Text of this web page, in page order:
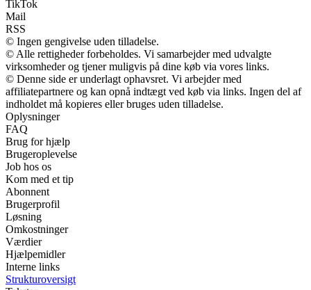
TikTok
Mail
RSS
© Ingen gengivelse uden tilladelse.
© Alle rettigheder forbeholdes. Vi samarbejder med udvalgte
virksomheder og tjener muligvis på dine køb via vores links.
© Denne side er underlagt ophavsret. Vi arbejder med
affiliatepartnere og kan opnå indtægt ved køb via links. Ingen del af
indholdet må kopieres eller bruges uden tilladelse.
Oplysninger
FAQ
Brug for hjælp
Brugeroplevelse
Job hos os
Kom med et tip
Abonnent
Brugerprofil
Løsning
Omkostninger
Værdier
Hjælpemidler
Interne links
Strukturoversigt